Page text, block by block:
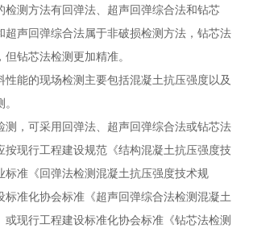
检测方法有回弹法、超声回弹综合法和钻芯
超声回弹综合法属于非破损检测方法，钻芯法
钻芯法检测更加精准。
性能的现场检测主要包括混凝土抗压强度以及
测，可采用回弹法、超声回弹综合法或钻芯法
按现行工程建设规范《结构混凝土抗压强度技
标准《回弹法检测混凝土抗压强度技术规
标准化协会标准《超声回弹综合法检测混凝土
或现行工程建设标准化协会标准《钻芯法检测